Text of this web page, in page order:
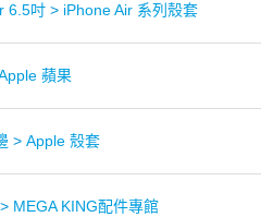
6.5吋 > iPhone Air 系列殼套
蘋果
> Apple 殼套
> MEGA KING配件專館